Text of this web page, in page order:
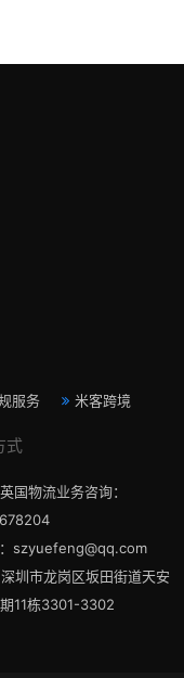
服务 米客跨境
式
国物流业务咨询：
szyuefeng@qq.com
圳市龙岗区坂田街道天安
11栋3301-3302